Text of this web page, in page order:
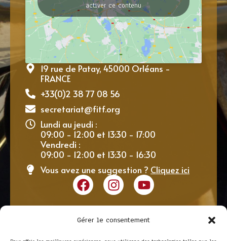
Gérer le consentement
activer ce contenu
19 rue de Patay, 45000 Orléans -
FRANCE
+33(0)2 38 77 08 56
secretariat@fitf.org
Lundi au jeudi :
09:00 - 12:00 et 13:30 - 17:00
Vendredi :
09:00 - 12:00 et 13:30 - 16:30
Vous avez une suggestion ? Cliquez ici